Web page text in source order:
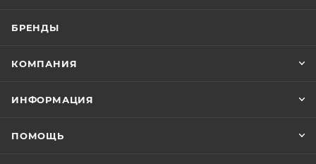
БРЕНДЫ
КОМПАНИЯ
ИНФОРМАЦИЯ
ПОМОЩЬ